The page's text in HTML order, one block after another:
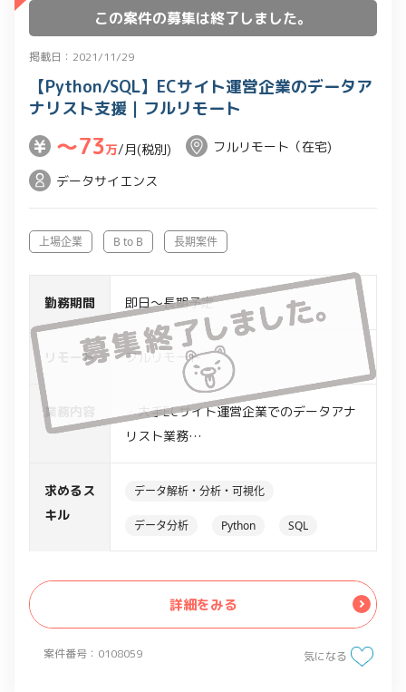
この案件の募集は終了しました。
掲載日：2021/11/29
案件番号：0108059
【Python/SQL】ECサイト運営企業のデータア
ナリスト支援｜フルリモート
〜73万/月(税別)
フルリモート（在宅)
データサイエンス
上場企業 B to B 長期案件
勤務期間 即日～長期予定
リモート フルリモート
業務内容
・大手ECサイト運営企業でのデータアナ
リスト業務
ート作成）
・データ状況の詳細分析と改善の提案
・データ拡充のプランニング（検証・分
析・変換ファイル作成・管理）
・各種サービスにでのデータ活用に向け
ての資料作成・ 分析・提案
求めるス
キル
データ解析・分析・可視化
データ分析 Python SQL
詳細をみる
気になる